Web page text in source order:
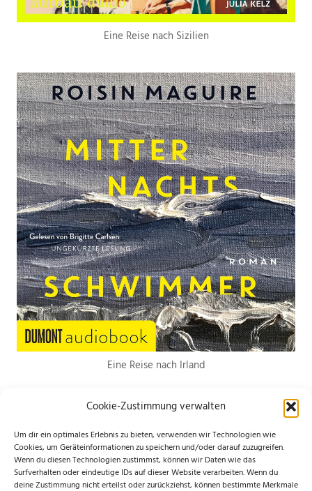
Cookie-Zustimmung verwalten
Um dir ein optimales Erlebnis zu bieten, verwenden wir Technologien wie
Cookies, um Geräteinformationen zu speichern und/oder darauf zuzugreifen.
Wenn du diesen Technologien zustimmst, können wir Daten wie das
Surfverhalten oder eindeutige IDs auf dieser Website verarbeiten. Wenn du
deine Zustimmung nicht erteilst oder zurückziehst, können bestimmte Merkmale
Eine Reise nach Sizilien
Eine Reise nach Irland
*Hierbei handelt es sich um Werbelinks. Wenn du etwas über den Link
bestellst, erhalte ich eine kleine Provision. Für dich entstehen keine